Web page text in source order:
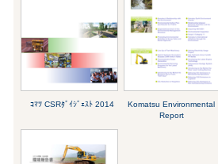
ｺﾏﾂ CSRﾀﾞｲｼﾞｪｽﾄ 2014
Komatsu Environmental
Report